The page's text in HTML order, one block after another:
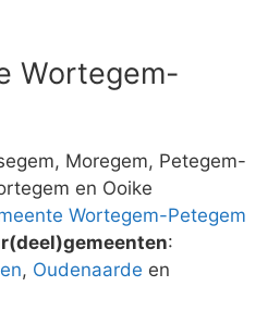
Wortegem-
Moregem, Petegem-
en Ooike
Wortegem-Petegem
:
, Oudenaarde en